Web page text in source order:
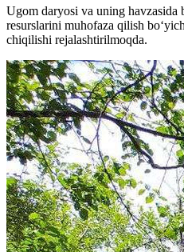
Ugom daryosi va uning
resurslarini muhofaza qilish
chiqilishi rejalashtirilmoqda.